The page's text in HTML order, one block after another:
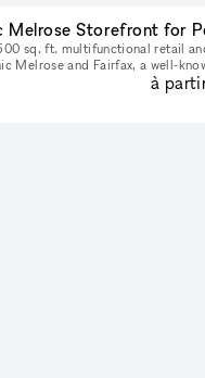
sq. ft. multifunctional retail
Melrose and Fairfax, a well-
cultural hotspot in Los Angeles.
à